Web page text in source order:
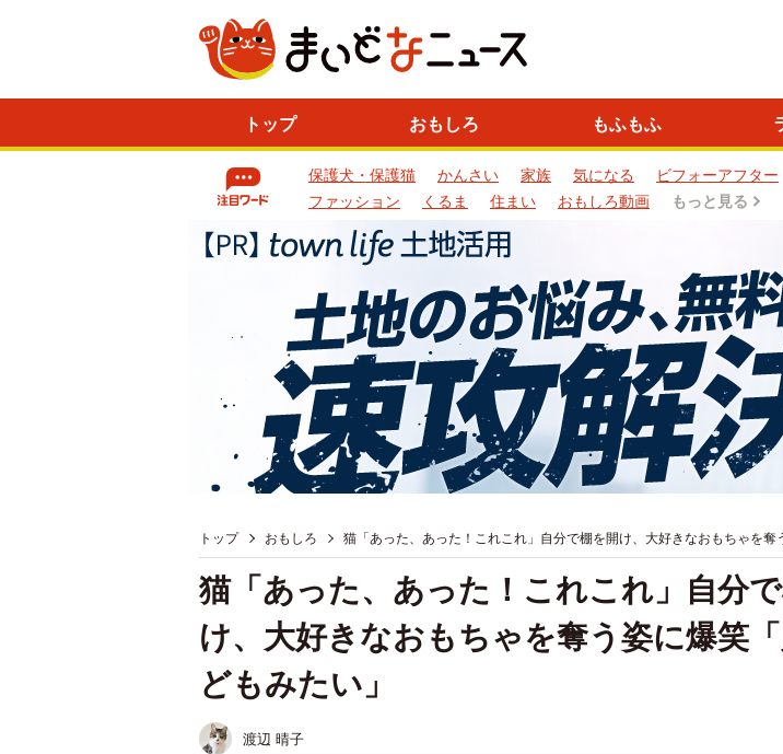
トップ おもしろ もふもふ
保護犬・保護猫 かんさい 家族 気になる ビフォーアフター
ファッション
くるま 住まい おもしろ動画 もっと見る
トップ おもしろ 猫「あった、あった！これこれ」自分で棚を開け、大好きなおもちゃを奪
猫「あった、あった！これこれ」自分
け、大好きなおもちゃを奪う姿に爆笑
どもみたい」
渡辺 晴子